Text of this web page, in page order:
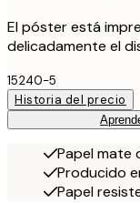
El póster está
delicadamente el
15240-5
Historia del precio
Papel mate
Producido
Papel